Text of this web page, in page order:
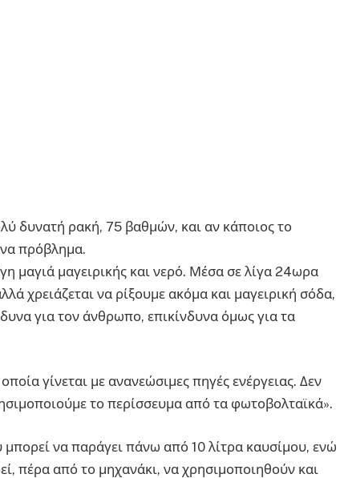
δυνατή ρακή, 75 βαθμών, και αν κάποιος το
πρόβλημα.
μαγιά μαγειρικής και νερό. Μέσα σε λίγα 24ωρα
χρειάζεται να ρίξουμε ακόμα και μαγειρική σόδα,
για τον άνθρωπο, επικίνδυνα όμως για τα
γίνεται με ανανεώσιμες πηγές ενέργειας. Δεν
το περίσσευμα από τα φωτοβολταϊκά».
να παράγει πάνω από 10 λίτρα καυσίμου, ενώ
πέρα από το μηχανάκι, να χρησιμοποιηθούν και